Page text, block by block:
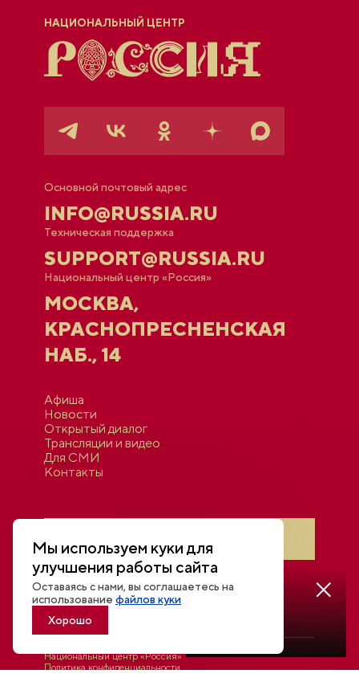
Смотреть
НАЦИОНАЛЬНЫЙ ЦЕНТР
Основной почтовый адрес
INFO@RUSSIA.RU
Техническая поддержка
SUPPORT@RUSSIA.RU
Национальный центр «Россия»
МОСКВА,
КРАСНОПРЕСНЕНСКАЯ
НАБ., 14
Афиша
Новости
Открытый диалог
Трансляции и видео
Для СМИ
Контакты
Национальный центр «Россия»
Политика конфиденциальности
Мы используем куки для
улучшения работы сайта
Оставаясь с нами, вы соглашаетесь на
использованиефайлов куки
Хорошо